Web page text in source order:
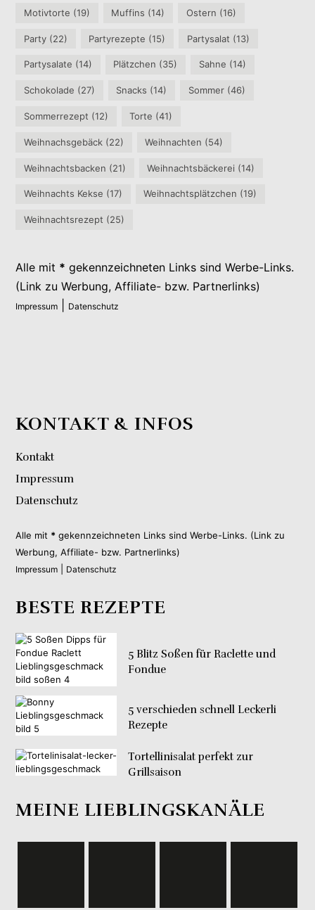
Motivtorte (19) Muffins (14) Ostern (16)
Party (22) Partyrezepte (15) Partysalat (13)
Partysalate (14) Plätzchen (35) Sahne (14)
Schokolade (27) Snacks (14) Sommer(46)
Sommerrezept (12) Torte (41)
Weihnachsgebäck (22) Weihnachten (54)
Weihnachtsbacken (21) Weihnachtsbäckerei (14)
Weihnachts Kekse (17) Weihnachtsplätzchen (19)
Weihnachtsrezept (25)
Alle mit * gekennzeichneten Links sind Werbe-Links.
(Link zu Werbung, Affiliate- bzw. Partnerlinks)
Impressum Datenschutz
KONTAKT & INFOS
Kontakt
Impressum
Datenschutz
Alle mit * gekennzeichneten Links sind Werbe-Links. (Link zu
Werbung, Affiliate- bzw. Partnerlinks)
Impressum Datenschutz
BESTE REZEPTE
5 Blitz Soßen für Raclette und
Fondue
5 verschieden schnell Leckerli
Rezepte
Tortellinisalat perfekt zur
Grillsaison
MEINE LIEBLINGSKANÄLE